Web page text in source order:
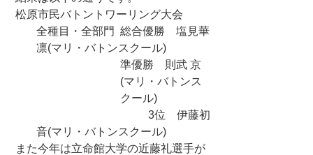
松原市民バトントワーリング大会
全種目・全部門 総合優勝 塩見華
凛(マリ・バトンスクール)
準優勝 則武 京
(マリ・バトンス
クール)
3位 伊藤初
音(マリ・バトンスクール)
また今年は立命館大学の近藤礼選手が